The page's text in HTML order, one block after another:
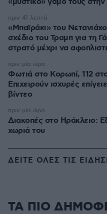
«Μπαϊράκι» του
σχέδιο του Τραμπ για τη
στρατό μέχρι να
πριν 41 λεπτά
Φωτιά στο Κορωπί, 112
Επιχειρούν ισχυρές
βίντεο
πριν μία ώρα
Διακοπές στο Ηράκλειο:
χωριά του
πριν μία ώρα
ΔΕΙΤΕ ΟΛΕΣ ΤΙΣ
ΤΑ ΠΙΟ